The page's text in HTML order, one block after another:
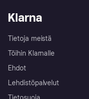
Klarna
Tietoja meistä
Töihin Klarnalle
Ehdot
Lehdistöpalvelut